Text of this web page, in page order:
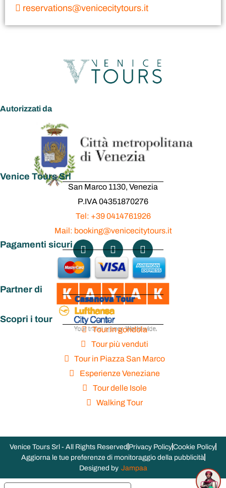
reservations@venicecitytours.it
Autorizzati da
Venice Tours Srl
San Marco 1130, Venezia
P.IVA 04351870276
Tel: +39 0414761926
Mail: booking@venicecitytours.it
Pagamenti sicuri
Partner di
Scopri i tour
Tour in gondola
Tour più venduti
Tour in Piazza San Marco
Esperienze Veneziane
Tour delle Isole
Walking Tour
Venice Tours Srl - All Rights Reserved Privacy PolicyCookie Policy
Aggiorna le tue preferenze di monitoraggio della pubblicità
Designed by Jampaa